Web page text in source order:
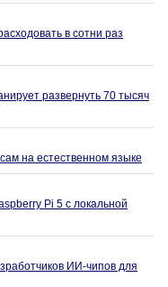
в сотни раз
развернуть 70 тысяч
на естественном языке
Pi 5 с локальной
ИИ-чипов для